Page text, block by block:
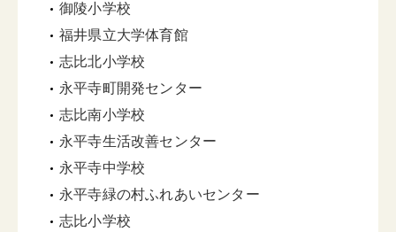
御陵小学校
福井県立大学体育館
志比北小学校
永平寺町開発センター
志比南小学校
永平寺生活改善センター
永平寺中学校
永平寺緑の村ふれあいセンター
志比小学校